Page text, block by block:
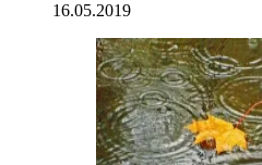
16.05.2019